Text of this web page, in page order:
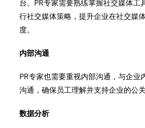
台。PR专家需要熟练掌握社交媒体工
行社交媒体策略，提升企业在社交媒
度。
内部沟通
PR专家也需要重视内部沟通，与企业
沟通，确保员工理解并支持企业的公
数据分析